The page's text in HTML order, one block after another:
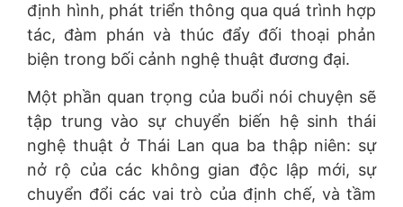
định hình, phát triển thông qua quá trình hợp
tác, đàm phán và thúc đẩy đối thoại phản
biện trong bối cảnh nghệ thuật đương đại.
Một phần quan trọng của buổi nói chuyện sẽ
tập trung vào sự chuyển biến hệ sinh thái
nghệ thuật ở Thái Lan qua ba thập niên: sự
nở rộ của các không gian độc lập mới, sự
chuyển đổi các vai trò của định chế, và tầm